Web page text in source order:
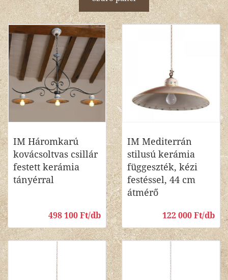
IM Háromkarú
kovácsoltvas csillár
festett kerámia
tányérral
498 100 Ft/db
IM Mediterrán
stilusú kerámia
függeszték, kézi
festéssel, 44 cm
átmérő
122 000 Ft/db